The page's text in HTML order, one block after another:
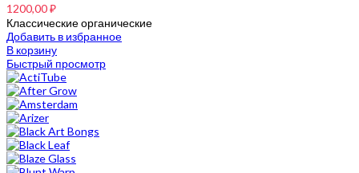
1200,00₽
Классические органические
Добавить в избранное
В корзину
Быстрый просмотр